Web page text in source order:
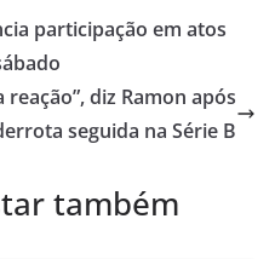
participação em atos
diz Ramon após
seguida na Série B
também